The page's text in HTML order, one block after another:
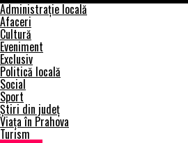
Administrație locală
Afaceri
Cultură
Eveniment
Exclusiv
Politică locală
Social
Sport
Știri din județ
Viața în Prahova
Turism